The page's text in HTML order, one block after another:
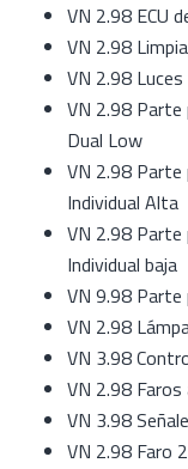
VN 2.98 ECU
VN 2.98
VN 2.98
VN 2.98 Parte
Dual Low
VN 2.98 Parte
Individual Alta
VN 2.98 Parte
Individual baja
VN 9.98 Parte
VN 2.98
VN 3.98
VN 2.98
VN 3.98
VN 2.98 Faro 2